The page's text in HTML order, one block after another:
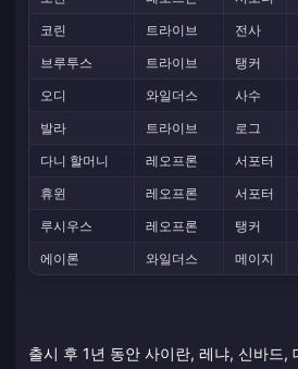
코린
트라이브 전사
브루투스
트라이브 탱커
오디
와일더스 사수
발라
트라이브 로그
다니 할머니
레오프론 서포터
휴윈
레오프론 서포터
루시우스
레오프론 탱커
에이론
와일더스 메이지
출시 후 1년 동안 사이란, 레냐, 신바드,